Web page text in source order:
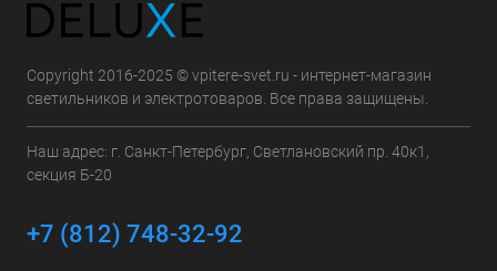
Copyright 2016-2025 © vpitere-svet.ru - интернет-магазин
светильников и электротоваров. Все права защищены.
Наш адрес: г. Санкт-Петербург, Светлановский пр. 40к1,
секция Б-20
+7 (812) 748-32-92